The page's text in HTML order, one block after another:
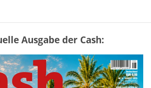
III Tabelle: So viel Renten-
ist pro Kind möglich
Ausgabe der Cash: